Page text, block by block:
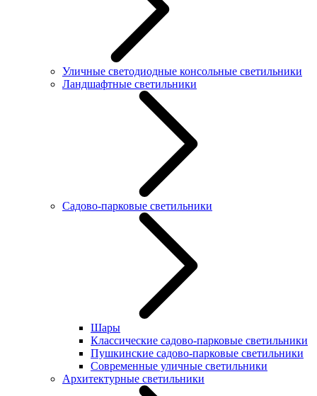
Уличные светодиодные консольные светильники
Ландшафтные светильники
Садово-парковые светильники
Шары
Классические садово-парковые светильники
Пушкинские садово-парковые светильники
Современные уличные светильники
Архитектурные светильники